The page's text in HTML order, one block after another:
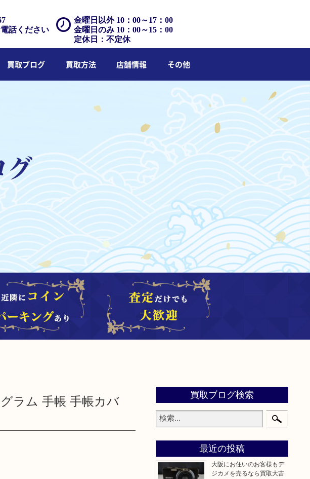
金曜日以外 10：00～17：00
金曜日のみ 10：00～15：00
定休日：不定休
話ください
買取ブログ 買取方法 店舗情報 その他
ラム 手帳 手帳カバ
買取ブログ検索
最近の投稿
大阪にお住いのお客様もデ
ジカメを売るなら買取大吉